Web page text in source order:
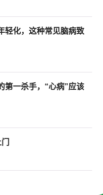
轻化，这种常见脑病致
第一杀手，“心病”应该